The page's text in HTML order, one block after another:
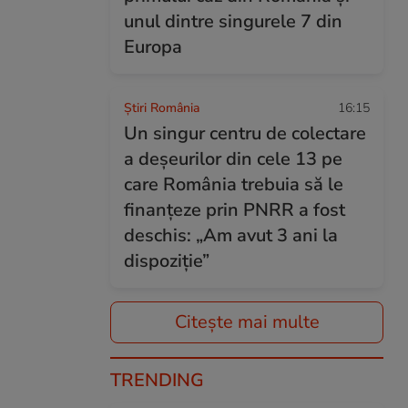
unul dintre singurele 7 din
Europa
Știri România 16:15
Un singur centru de colectare
a deșeurilor din cele 13 pe
care România trebuia să le
finanțeze prin PNRR a fost
deschis: „Am avut 3 ani la
dispoziție”
Citește mai multe
TRENDING